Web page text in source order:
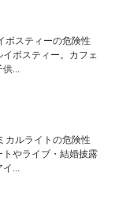
ボスティーの危険性
ボスティー。カフェ
...
カルライトの危険性
やライブ・結婚披露
...